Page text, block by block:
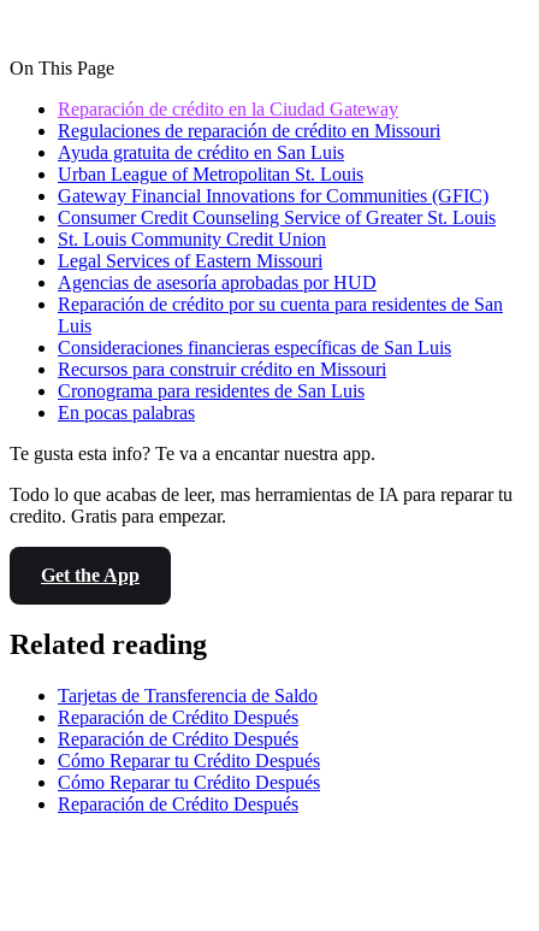
On This Page
Reparación de crédito en la Ciudad Gateway
Regulaciones de reparación de crédito en Missouri
Ayuda gratuita de crédito en San Luis
Urban League of Metropolitan St. Louis
Gateway Financial Innovations for Communities (GFIC)
Consumer Credit Counseling Service of Greater St. Louis
St. Louis Community Credit Union
Legal Services of Eastern Missouri
Agencias de asesoría aprobadas por HUD
Reparación de crédito por su cuenta para residentes de San
Luis
Consideraciones financieras específicas de San Luis
Recursos para construir crédito en Missouri
Cronograma para residentes de San Luis
En pocas palabras
Te gusta esta info? Te va a encantar nuestra app.
Todo lo que acabas de leer, mas herramientas de IA para reparar tu
credito. Gratis para empezar.
Get the App
Related reading
Tarjetas de Transferencia de Saldo
Reparación de Crédito Después
Reparación de Crédito Después
Cómo Reparar tu Crédito Después
Cómo Reparar tu Crédito Después
Reparación de Crédito Después